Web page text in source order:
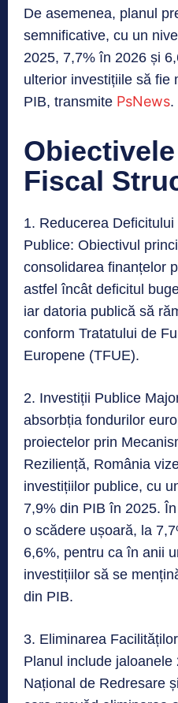
De asemenea, planul
semnificative, cu un
2025, 7,7% în 2026 și
ulterior investițiile să fie
PIB, transmite PsNews.
Fiscal
1. Reducerea
Publice: Obiectivul
consolidarea finanțelor
astfel încât deficitul
iar datoria publică să
conform Tratatului de
Europene (TFUE).
2. Investiții Publice
absorbția fondurilor
proiectelor prin
Reziliență, România
investițiilor publice, cu
7,9% din PIB în 2025.
o scădere ușoară, la
6,6%, pentru ca în anii
investițiilor să se
din PIB.
3. Eliminarea
Planul include jaloanele
Național de Redresare